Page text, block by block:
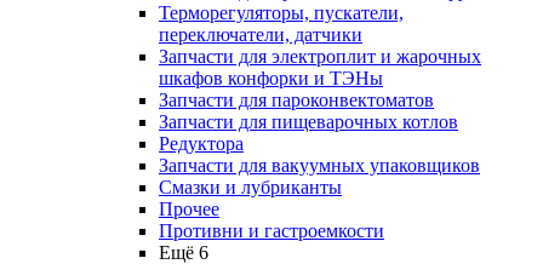
Терморегуляторы, пускатели,
переключатели, датчики
Запчасти для электроплит и жарочных
шкафов конфорки и ТЭНы
Запчасти для пароконвектоматов
Запчасти для пищеварочных котлов
Редуктора
Запчасти для вакуумных упаковщиков
Смазки и лубриканты
Прочее
Противни и гастроемкости
Ещё 6